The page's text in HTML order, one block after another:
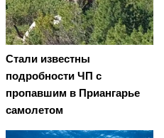
Стали известны
подробности ЧП с
пропавшим в Приангарье
самолетом